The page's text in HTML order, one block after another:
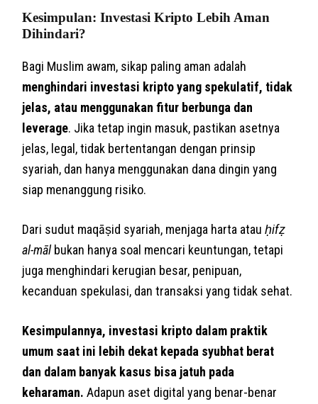
Kesimpulan: Investasi Kripto Lebih Aman
Dihindari?
Bagi Muslim awam, sikap paling aman adalah
menghindari investasi kripto yang spekulatif, tidak
jelas, atau menggunakan fitur berbunga dan
leverage. Jika tetap ingin masuk, pastikan asetnya
jelas, legal, tidak bertentangan dengan prinsip
syariah, dan hanya menggunakan dana dingin yang
siap menanggung risiko.
Dari sudut maqāṣid syariah, menjaga harta atauḥifẓ
al-mālbukan hanya soal mencari keuntungan, tetapi
juga menghindari kerugian besar, penipuan,
kecanduan spekulasi, dan transaksi yang tidak sehat.
Kesimpulannya, investasi kripto dalam praktik
umum saat ini lebih dekat kepada syubhat berat
dan dalam banyak kasus bisa jatuh pada
keharaman. Adapun aset digital yang benar-benar